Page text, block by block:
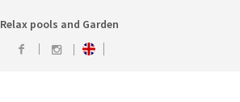
Relax pools and Garden